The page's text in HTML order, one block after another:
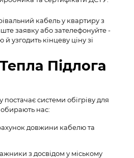
кабель у квартиру з
заявку або зателефонуйте -
узгодить кінцеву ціну зі
Підлога
постачає системи обігріву для
нас:
довжини кабелю та
з досвідом у міському